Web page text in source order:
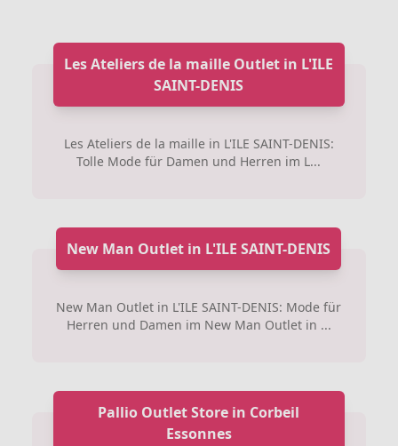
Les Ateliers de la maille Outlet in L'ILE
SAINT-DENIS
Les Ateliers de la maille in L'ILE SAINT-DENIS:
Tolle Mode für Damen und Herren im L...
New Man Outlet in L'ILE SAINT-DENIS
New Man Outlet in L'ILE SAINT-DENIS: Mode für
Herren und Damen im New Man Outlet in ...
Pallio Outlet Store in Corbeil
Essonnes